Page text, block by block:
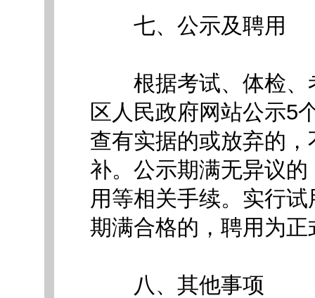
七、公示及聘用
根据考试、体检、
区人民政府网站公示5
查有实据的或放弃的
补。公示期满无异议
用等相关手续。实行
期满合格的，聘用为
八、其他事项